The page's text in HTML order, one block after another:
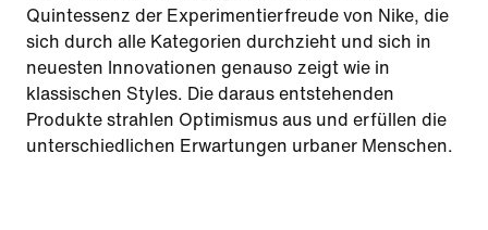
Quintessenz der Experimentierfreude von Nike, die
sich durch alle Kategorien durchzieht und sich in
neuesten Innovationen genauso zeigt wie in
klassischen Styles. Die daraus entstehenden
Produkte strahlen Optimismus aus und erfüllen die
unterschiedlichen Erwartungen urbaner Menschen.